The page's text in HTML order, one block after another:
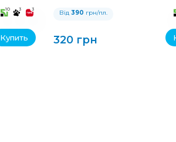
10 3 3
Купить
Від 390 грн/пл.
320 грн